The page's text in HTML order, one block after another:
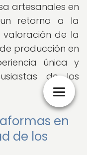
artesanales en
retorno a la
de la
producción en
única y
de los
en
de los